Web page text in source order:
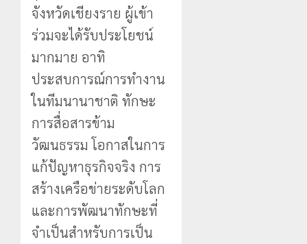
จังหวัดเชียงราย ผู้เข้า
ร่วมจะได้รับประโยชน์
มากมาย อาทิ
ประสบการณ์การทำงาน
ในทีมนานาชาติ ทักษะ
การสื่อสารข้าม
วัฒนธรรม โอกาสในการ
แก้ปัญหาธุรกิจจริง การ
สร้างเครือข่ายระดับโลก
และการพัฒนาทักษะที่
จำเป็นสำหรับการเป็น